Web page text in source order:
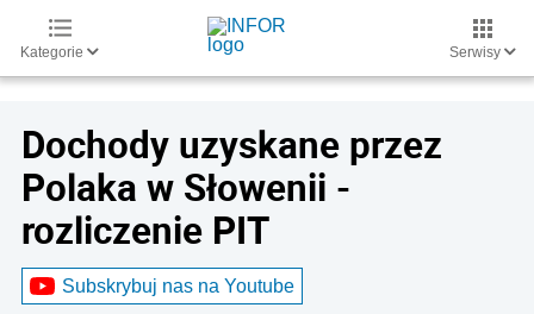
Kategorie Serwisy
Dochody uzyskane przez
Polaka w Słowenii -
rozliczenie PIT
Subskrybuj nas na Youtube